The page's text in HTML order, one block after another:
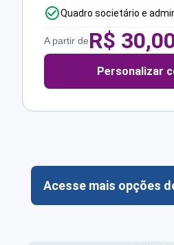
Quadro societário e
A partir deR$
Personalizar
Acesse mais opções